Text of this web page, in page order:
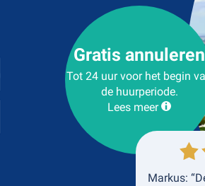
Verhuurlocatie
Plaats voor teruggave
Inleveren
Gratis annuleren
Tot 24 uur voor het begin
de huurperiode.
Lees meer
Markus: